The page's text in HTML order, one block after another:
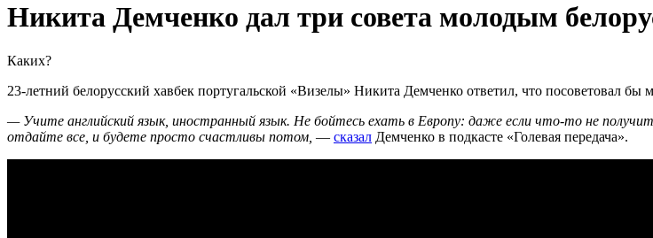
Никита Демченко дал три совета молодым
Каких?
23-летний белорусский хавбек португальской «Визелы» Никита Демченко ответил, что посоветовал
— Учите английский язык, иностранный язык. Не бойтесь ехать в Европу: даже если что-то не
отдайте все, и будете просто счастливы потом, — сказал Демченко в подкасте «Голевая передача».